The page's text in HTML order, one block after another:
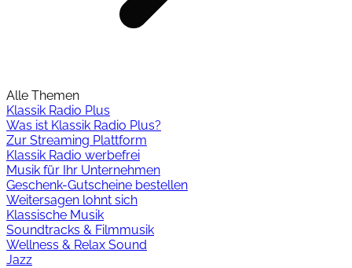
Alle Themen
Klassik Radio Plus
Was ist Klassik Radio Plus?
Zur Streaming Plattform
Klassik Radio werbefrei
Musik für Ihr Unternehmen
Geschenk-Gutscheine bestellen
Weitersagen lohnt sich
Klassische Musik
Soundtracks & Filmmusik
Wellness & Relax Sound
Jazz